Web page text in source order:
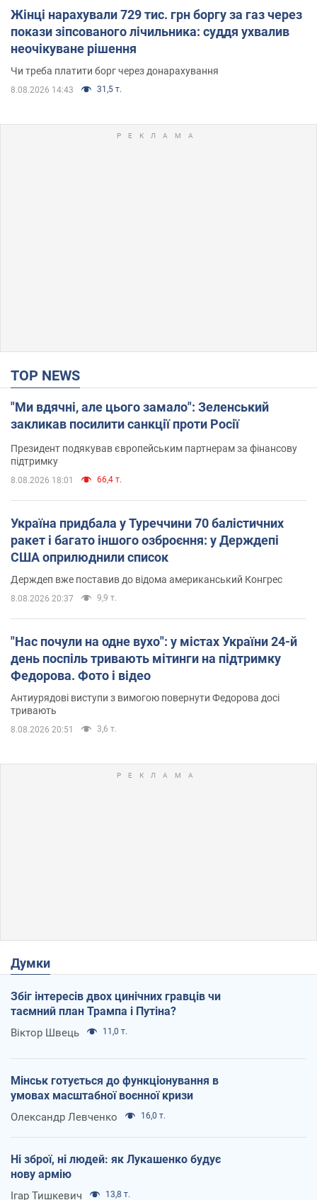
Жінці нарахували 729 тис. грн боргу за газ через
покази зіпсованого лічильника: суддя ухвалив
неочікуване рішення
Чи треба платити борг через донарахування
8.08.2026 14:43 31,5 т.
TOP NEWS
"Ми вдячні, але цього замало": Зеленський
закликав посилити санкції проти Росії
Президент подякував європейським партнерам за фінансову
підтримку
8.08.2026 18:01 66,4 т.
Україна придбала у Туреччини 70 балістичних
ракет і багато іншого озброєння: у Держдепі
США оприлюднили список
Держдеп вже поставив до відома американський Конгрес
8.08.2026 20:37 9,9 т.
"Нас почули на одне вухо": у містах України 24-й
день поспіль тривають мітинги на підтримку
Федорова. Фото і відео
Антиурядові виступи з вимогою повернути Федорова досі
тривають
8.08.2026 20:51 3,6 т.
Думки
Збіг інтересів двох цинічних гравців чи
таємний план Трампа і Путіна?
Віктор Швець 11,0 т.
Мінськ готується до функціонування в
умовах масштабної воєнної кризи
Олександр Левченко 16,0 т.
Ні зброї, ні людей: як Лукашенко будує
нову армію
Ігар Тишкевич 13,8 т.